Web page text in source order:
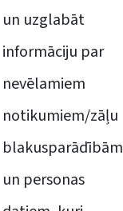
un uzglabāt
informāciju par
nevēlamiem
notikumiem/zāļu
blakusparādībām
un personas